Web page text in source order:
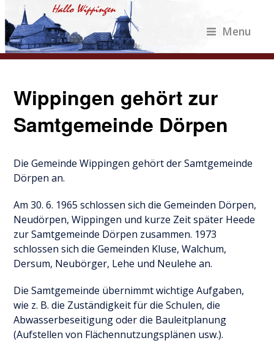
Menu
Wippingen gehört zur
Samtgemeinde Dörpen
Die Gemeinde Wippingen gehört der Samtgemeinde
Dörpen an.
Am 30. 6. 1965 schlossen sich die Gemeinden Dörpen,
Neudörpen, Wippingen und kurze Zeit später Heede
zur Samtgemeinde Dörpen zusammen. 1973
schlossen sich die Gemeinden Kluse, Walchum,
Dersum, Neubörger, Lehe und Neulehe an.
Die Samtgemeinde übernimmt wichtige Aufgaben,
wie z. B. die Zuständigkeit für die Schulen, die
Abwasserbeseitigung oder die Bauleitplanung
(Aufstellen von Flächennutzungsplänen usw.).